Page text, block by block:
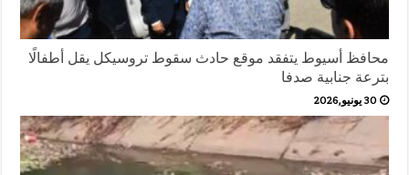
محافظ أسيوط يتفقد موقع حادث سقوط تروسيكل يقل أطفالًا
بترعة جنابية صدفا
30 يونيو,2026